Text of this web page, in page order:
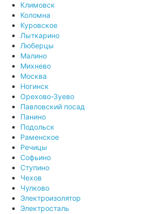
Климовск
Коломна
Куровское
Лыткарино
Люберцы
Малино
Михнево
Москва
Ногинск
Орехово-Зуево
Павловский посад
Панино
Подольск
Раменское
Речицы
Софьино
Ступино
Чехов
Чулково
Электроизолятор
Электросталь